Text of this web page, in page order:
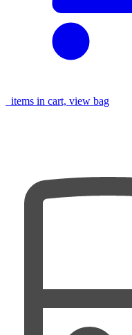
items in cart, view bag